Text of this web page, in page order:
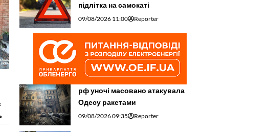
підлітка на самокаті
09/08/2026 11:00 Reporter
рф уночі масовано атакувала
Одесу ракетами
09/08/2026 09:35 Reporter